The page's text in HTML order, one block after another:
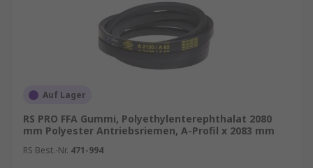
Auf Lager
RS PRO FFA Gummi, Polyethylenterephthalat 2080
mm Polyester Antriebsriemen, A-Profil x 2083 mm
RS Best.-Nr. 471-994